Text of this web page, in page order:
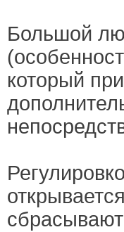
Большой
который